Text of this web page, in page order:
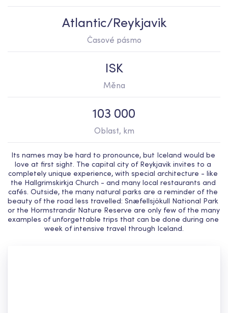
Atlantic/Reykjavik
Časové pásmo
ISK
Měna
103 000
Oblast, km
Its names may be hard to pronounce, but Iceland would be
love at first sight. The capital city of Reykjavik invites to a
completely unique experience, with special architecture - like
the Hallgrimskirkja Church - and many local restaurants and
cafés. Outside, the many natural parks are a reminder of the
beauty of the road less travelled: Snæfellsjökull National Park
or the Hormstrandir Nature Reserve are only few of the many
examples of unforgettable trips that can be done during one
week of intensive travel through Iceland.